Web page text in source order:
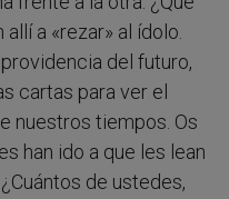
a «rezar» al ídolo.
del futuro,
cartas para ver el
nuestros tiempos. Os
han ido a que les lean
de ustedes,